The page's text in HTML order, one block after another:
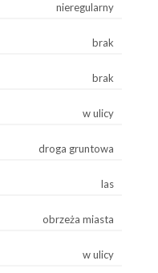
nieregularny
brak
brak
w ulicy
droga gruntowa
las
obrzeża miasta
w ulicy